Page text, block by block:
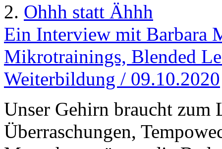
2. Ohhh statt Ähhh
Ein Interview mit Barbara
Mikrotrainings, Blended
Weiterbildung / 09.10.2020
Unser Gehirn braucht zum
Überraschungen,